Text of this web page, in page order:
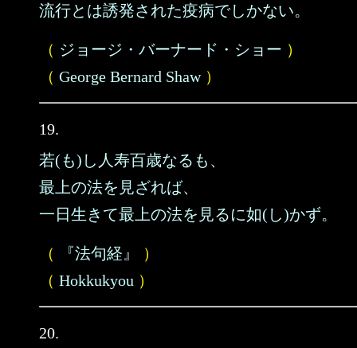
流行とは誘発された疫病でしかない。
（ ジョージ・バーナード・ショー ）
（ George Bernard Shaw）
19.
若(も)し人寿百歳なるも、
最上の法を見ざれば、
一日生きて最上の法を見るに如(し)かず。
（ 『法句経』
）
（ Hokkukyou ）
20.